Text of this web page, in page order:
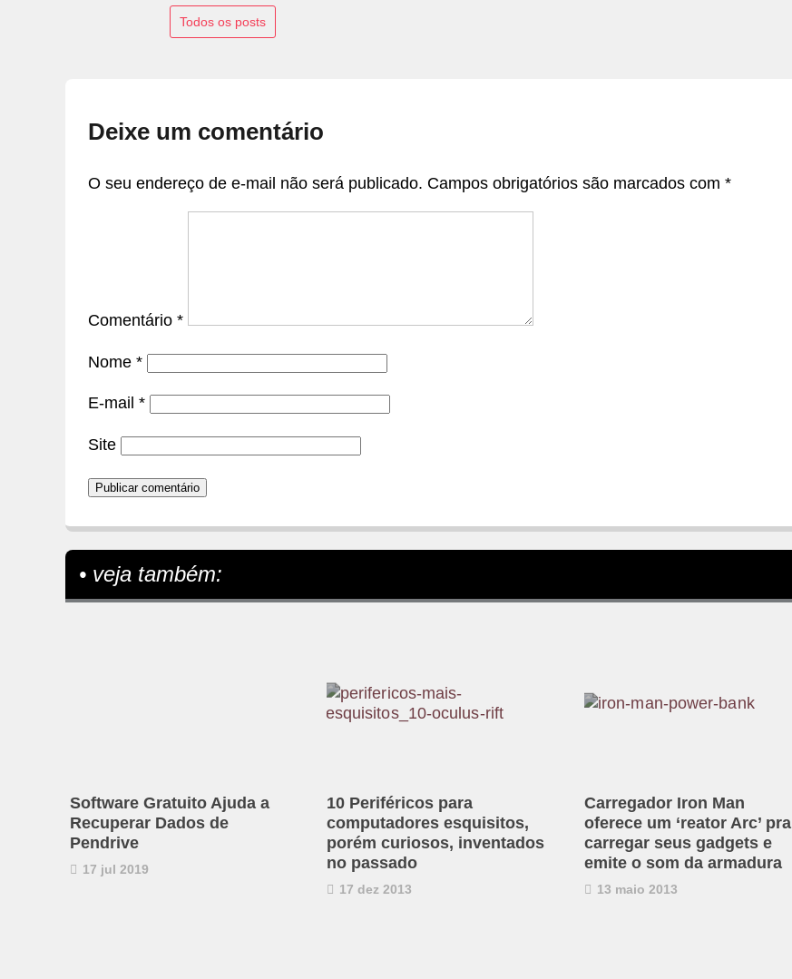
Todos os posts
Deixe um comentário
O seu endereço de e-mail não será publicado. Campos obrigatórios são marcados com *
Comentário *
Nome *
E-mail *
Site
• veja também:
Software Gratuito Ajuda a
Recuperar Dados de
Pendrive
17 jul 2019
10 Periféricos para
computadores esquisitos,
porém curiosos, inventados
no passado
17 dez 2013
Carregador Iron Man
oferece um ‘reator Arc’ pra
carregar seus gadgets e
emite o som da armadura
13 maio 2013